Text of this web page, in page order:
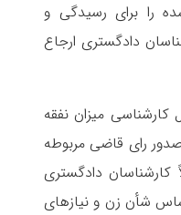
را برای رسیدگی و
دادگستری ارجاع
میزان نفقه
رای قاضی مربوطه
کارشناسان دادگستری
شأن زن و نیازهای